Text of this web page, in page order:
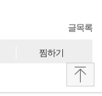
글목록
찜하기